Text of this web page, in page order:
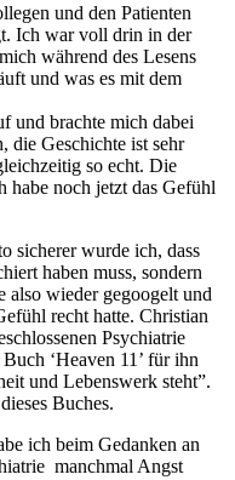
und den Patienten
Ich war voll drin in der
während des Lesens
und was es mit dem
und brachte mich dabei
die Geschichte ist sehr
so echt. Die
habe noch jetzt das Gefühl
sicherer wurde ich, dass
haben muss, sondern
also wieder gegoogelt und
recht hatte. Christian
Psychiatrie
‘Heaven 11’ für ihn
und Lebenswerk steht”.
Buches.
ich beim Gedanken an
manchmal Angst